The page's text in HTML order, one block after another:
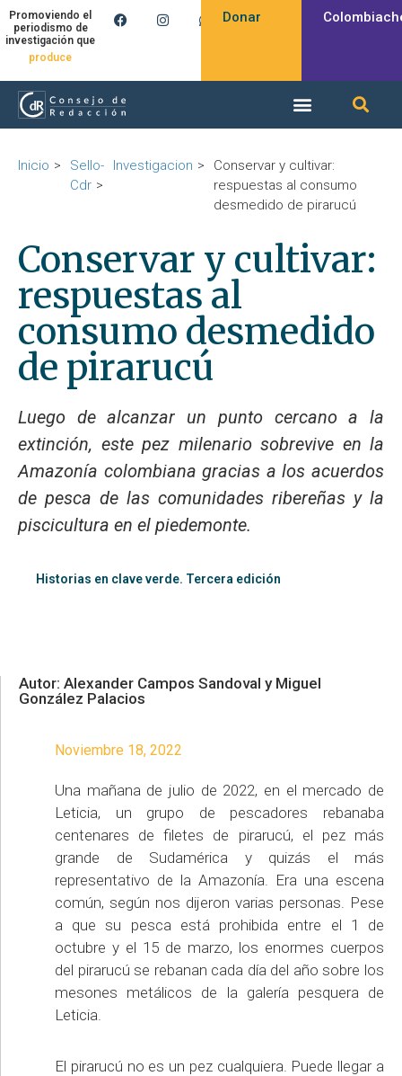
Promoviendo el
periodismo de
investigación que
inspira
Donar
Inicio
Sello-
Cdr
Investigacion
Conservar y cultivar:
respuestas al consumo
desmedido de pirarucú
Conservar y cultivar:
respuestas al
consumo desmedido
de pirarucú
Luego de alcanzar un punto cercano a la
extinción, este pez milenario sobrevive en la
Amazonía colombiana gracias a los acuerdos
de pesca de las comunidades ribereñas y la
piscicultura en el piedemonte.
Historias en clave verde. Tercera edición
Autor: Alexander Campos Sandoval y Miguel
González Palacios
Noviembre 18, 2022
Una mañana de julio de 2022, en el mercado de
Leticia, un grupo de pescadores rebanaba
centenares de filetes de pirarucú, el pez más
grande de Sudamérica y quizás el más
representativo de la Amazonía. Era una escena
común, según nos dijeron varias personas. Pese
a que su pesca está prohibida entre el 1 de
octubre y el 15 de marzo, los enormes cuerpos
del pirarucú se rebanan cada día del año sobre los
mesones metálicos de la galería pesquera de
Leticia.
El pirarucú no es un pez cualquiera. Puede llegar a